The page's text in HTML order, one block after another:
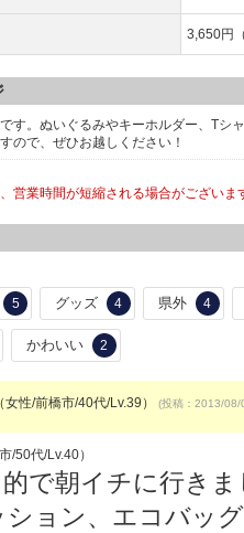
3,650円
す。ぬいぐるみやキーホルダー、Tシ
ので、ぜひお越しください！
営業時間が短縮される場合がございま
5 グッズ 4 県外 4
かわいい 2
女性/前橋市/40代/Lv.39） (投稿：2013/
/50代/Lv.40）
で朝イチに行き
ョン、エコバッ